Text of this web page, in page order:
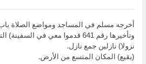
أخرجه مسلم في المساجد ومواضع الصلاة
وتأخيرها رقم 641 قدموا معي في السفينة) التي أتوا بها من اليمن.
نزولا) نازلين جمع نازل.
(بقيع) المكان المتسع من الأرض.